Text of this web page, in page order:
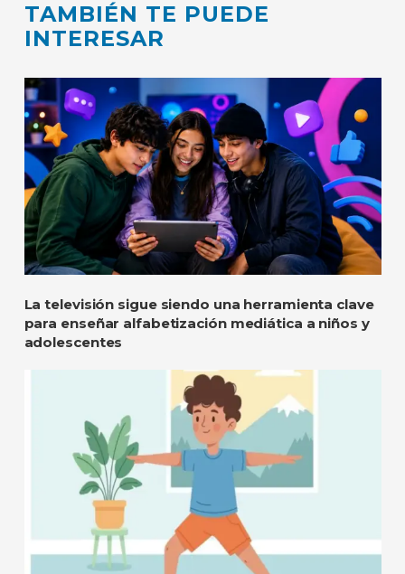
TAMBIÉN TE PUEDE
INTERESAR
La televisión sigue siendo una herramienta clave
para enseñar alfabetización mediática a niños y
adolescentes